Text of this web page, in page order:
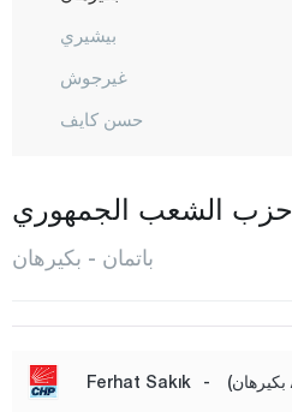
بيشيري
غيرجوش
حسن كايف
كايا بينار
كوزلو
ساسون
يوجيباغ
حزب الشعب الجمهوري
باتمان - بكيرهان
Ferhat Sakık -